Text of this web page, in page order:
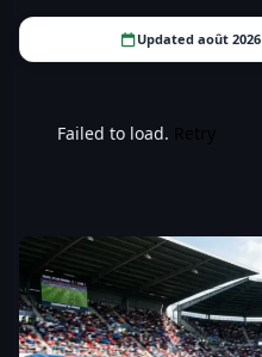
Updated août 2026
Failed to load.